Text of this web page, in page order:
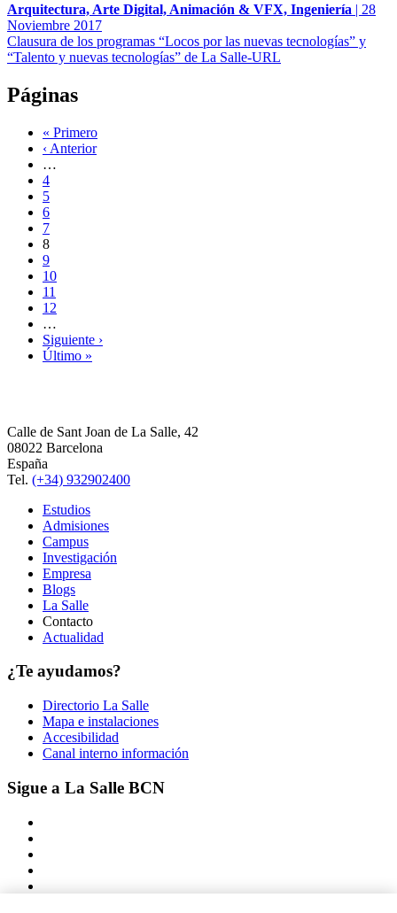
Arquitectura, Arte Digital, Animación & VFX, Ingeniería | 28
Noviembre 2017
Clausura de los programas “Locos por las nuevas tecnologías” y
“Talento y nuevas tecnologías” de La Salle-URL
Páginas
« Primero
‹ Anterior
…
4
5
6
7
8
9
10
11
12
…
Siguiente ›
Último »
Calle de Sant Joan de La Salle, 42
08022 Barcelona
España
Tel. (+34) 932902400
Estudios
Admisiones
Campus
Investigación
Empresa
Blogs
La Salle
Contacto
Actualidad
¿Te ayudamos?
Directorio La Salle
Mapa e instalaciones
Accesibilidad
Canal interno información
Sigue a La Salle BCN